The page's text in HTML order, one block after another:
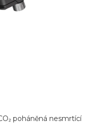
poháněná nesmrtící